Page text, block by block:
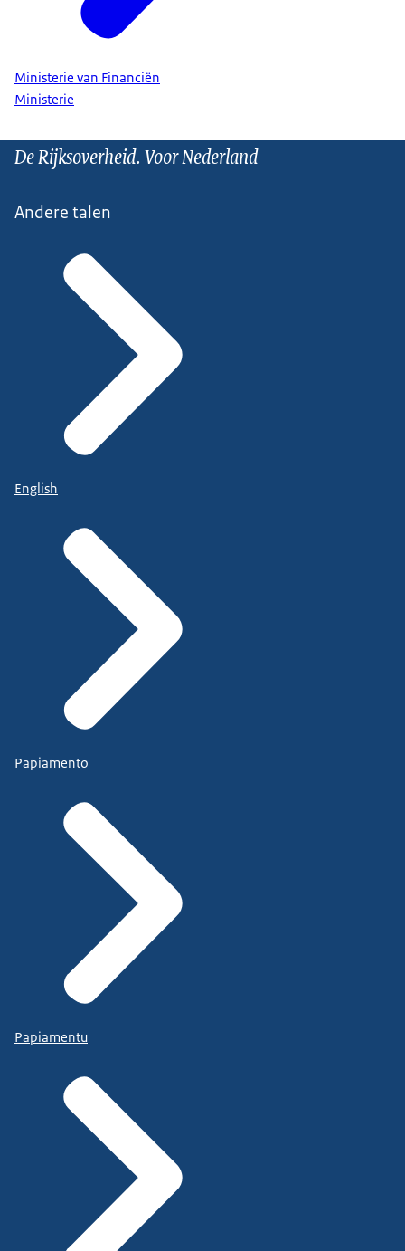
Ministerie van Financiën
Ministerie
De Rijksoverheid. Voor Nederland
Andere talen
English
Papiamento
Papiamentu